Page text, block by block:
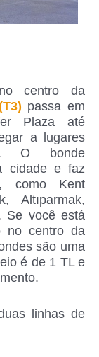
centro da
passa em
Plaza até
a lugares
O bonde
cidade e faz
como Kent
Altıparmak,
Se você está
no centro da
são uma
é de 1 TL e
linhas de